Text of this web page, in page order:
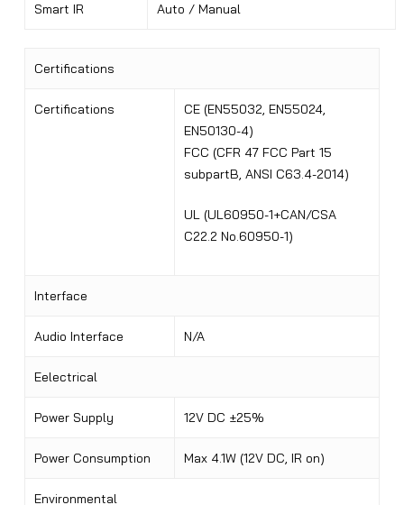
Smart IR Auto / Manual
Certifications
Certifications
CE (EN55032, EN55024,
EN50130-4)
FCC (CFR 47 FCC Part 15
subpartB, ANSI C63.4-2014)
UL (UL60950-1+CAN/CSA
C22.2 No.60950-1)
Interface
Audio Interface N/A
Eelectrical
Power Supply 12V DC ±25%
Power Consumption Max 4.1W (12V DC, IR on)
Environmental